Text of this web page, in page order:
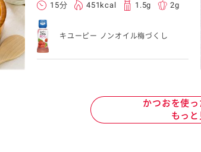
15分 451kcal 1.5g 2g
キユーピー ノンオイル梅づくし
かつおを使
もっと